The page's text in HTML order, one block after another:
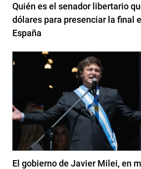
Quién es el senador libertario
dólares para presenciar la final
España
El gobierno de Javier Milei, en